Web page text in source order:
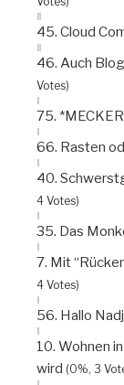
45. Cloud
46. Auch
Votes)
75.
66. Rasten
40.
4 Votes)
35. Das
7. Mit
4 Votes)
56. Hallo
10. Wohnen
wird (0%, 3